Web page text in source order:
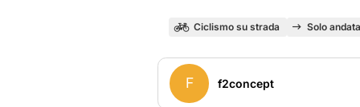
Ciclismo su strada Solo andata
F f2concept